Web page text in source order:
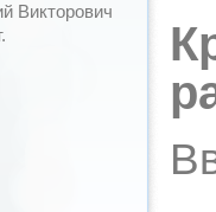
Викторович